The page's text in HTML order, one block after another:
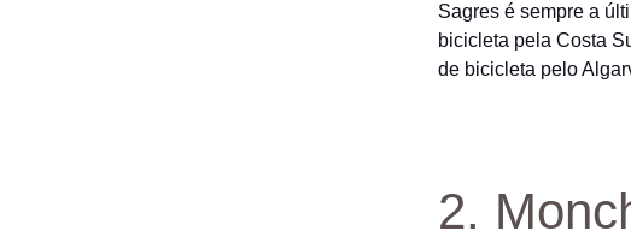
Sagres é sempre a
bicicleta pela Costa
de bicicleta pelo
2.